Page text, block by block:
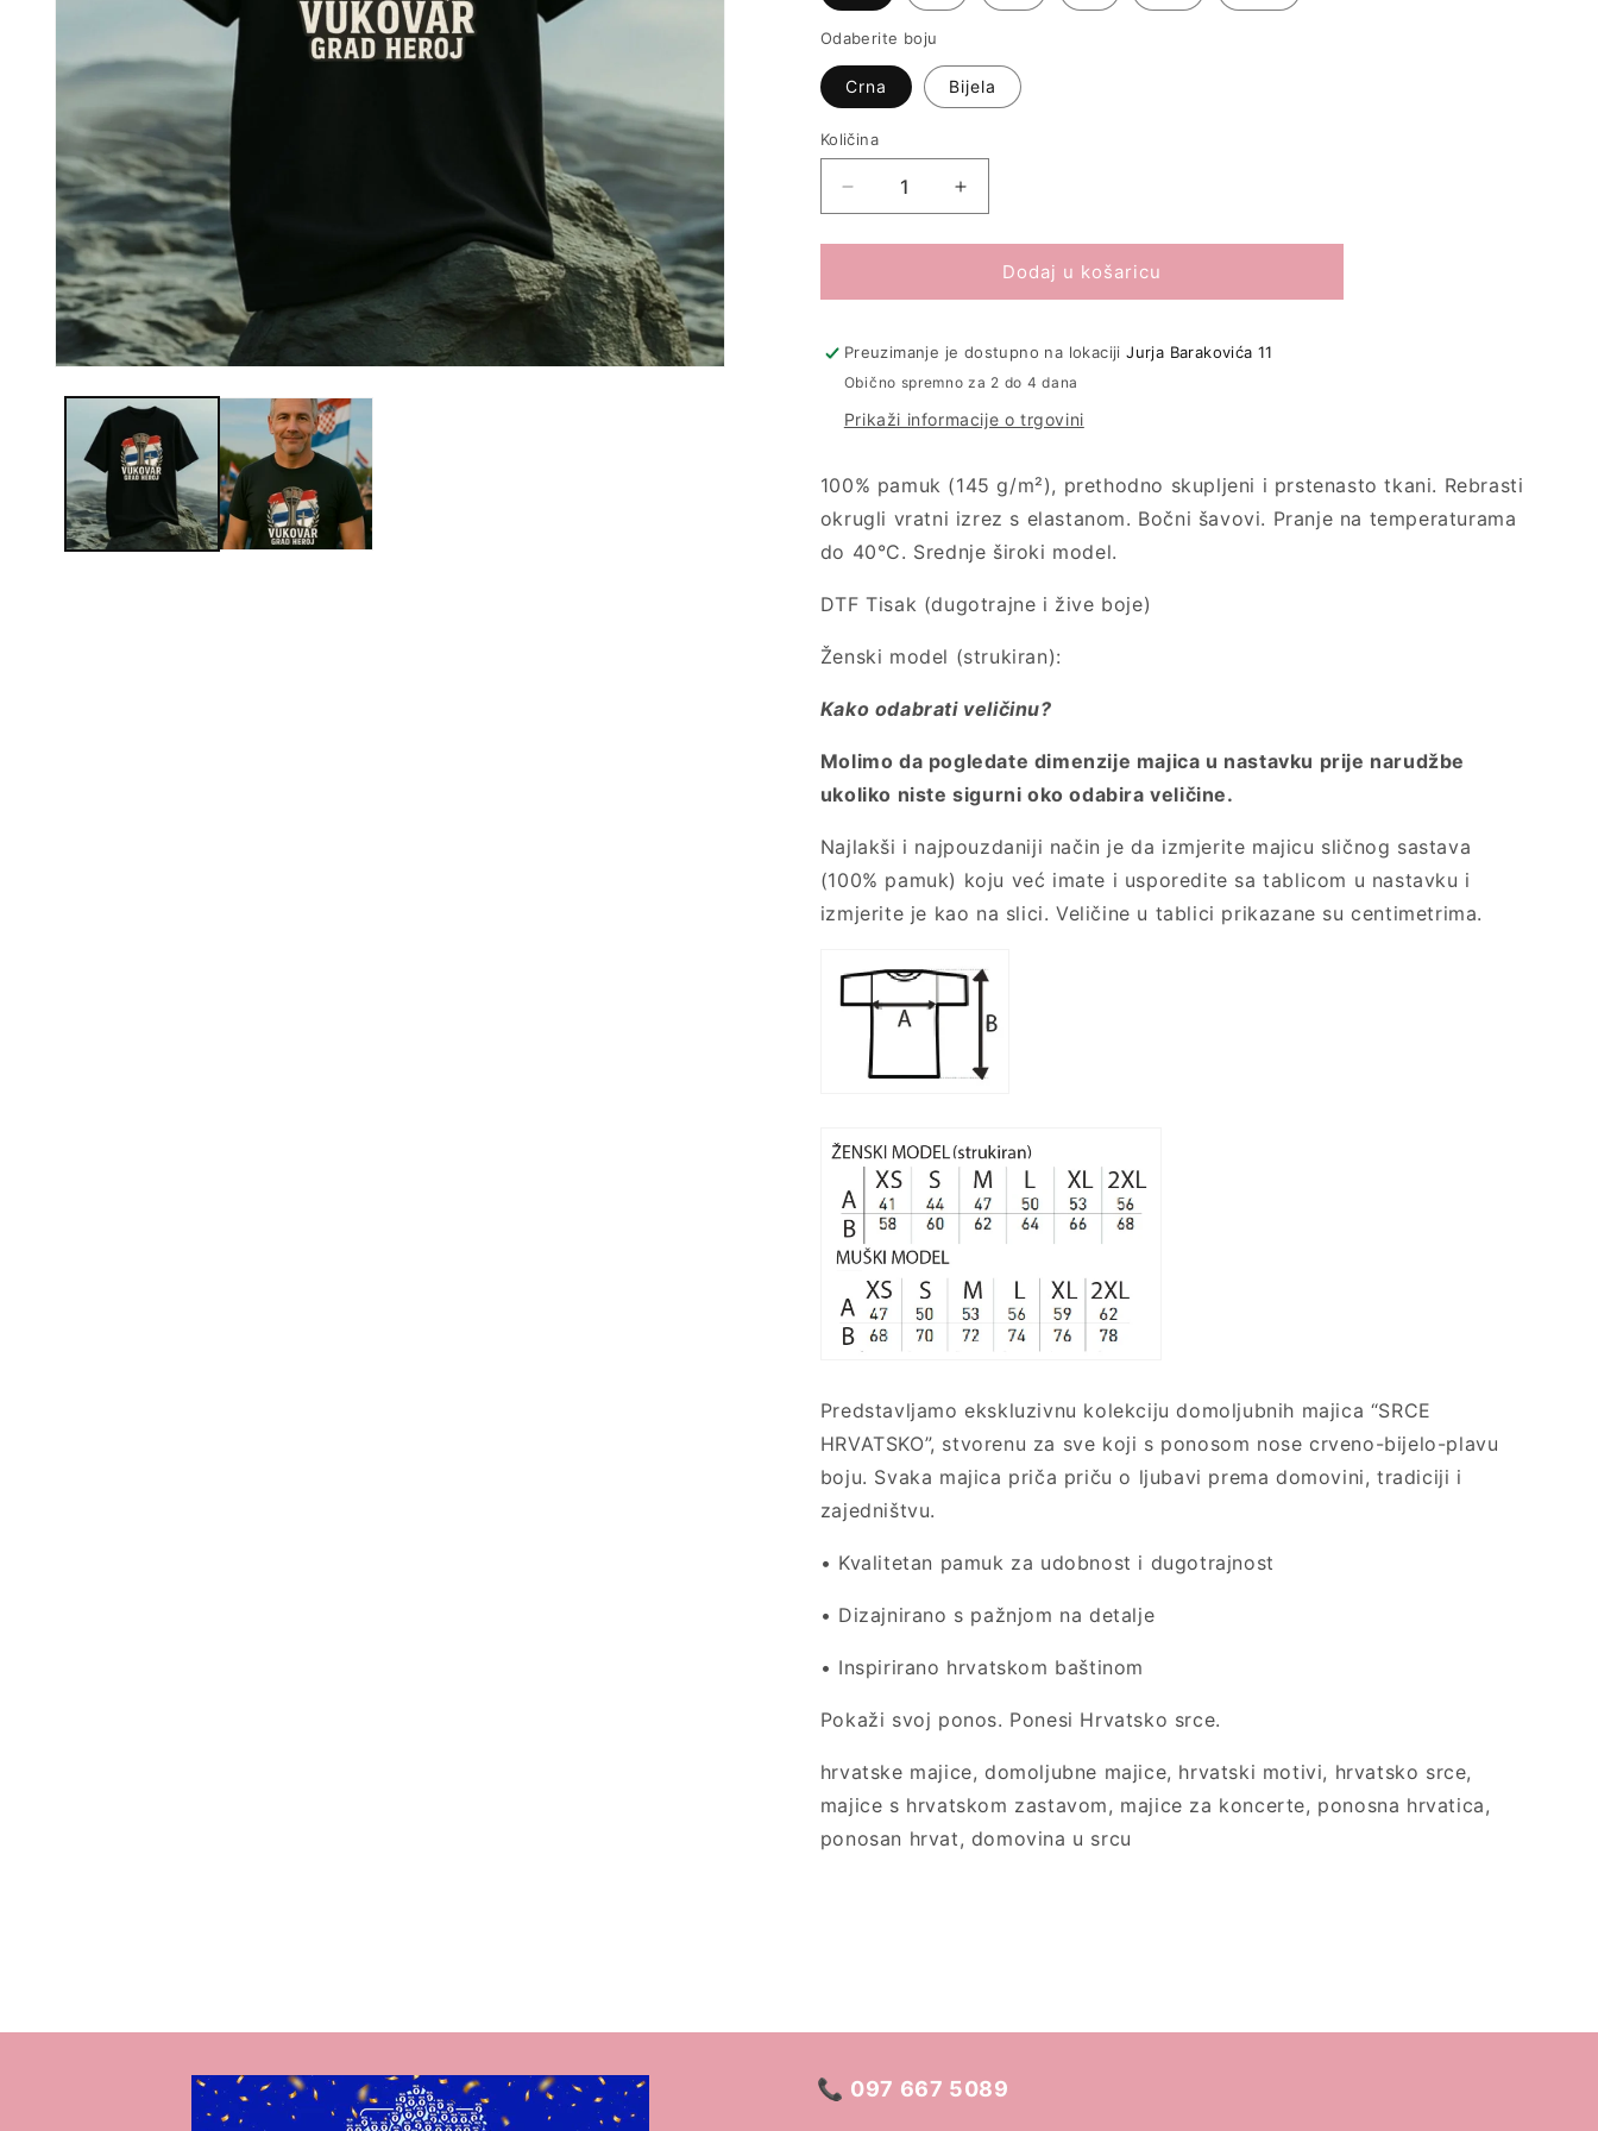
Odaberite boju
Crna Bijela
Količina
Količina
Smanji
količinu
proizvoda
&quot;Vukovar
Grad
Heroj&quot;
Povećaj
količinu
proizvoda
Majica
&quot;Vukovar
Grad
Heroj&quot;
Dodaj u košaricu
Preuzimanje je dostupno na lokacijiJurja Barakovića 11
Obično spremno za 2 do 4 dana
Prikaži informacije o trgovini
100% pamuk (145 g/m²), prethodno skupljeni i prstenasto tkani. Rebrasti
okrugli vratni izrez s elastanom. Bočni šavovi. Pranje na temperaturama
do 40°C. Srednje široki model.
DTF Tisak (dugotrajne i žive boje)
Ženski model (strukiran):
Kako odabrati veličinu?
Molimo da pogledate dimenzije majica u nastavku prije narudžbe
ukoliko niste sigurni oko odabira veličine.
Najlakši i najpouzdaniji način je da izmjerite majicu sličnog sastava
(100% pamuk) koju već imate i usporedite sa tablicom u nastavku i
izmjerite je kao na slici. Veličine u tablici prikazane su centimetrima.
Predstavljamo ekskluzivnu kolekciju domoljubnih majica “SRCE
HRVATSKO”, stvorenu za sve koji s ponosom nose crveno-bijelo-plavu
boju. Svaka majica priča priču o ljubavi prema domovini, tradiciji i
zajedništvu.
• Kvalitetan pamuk za udobnost i dugotrajnost
• Dizajnirano s pažnjom na detalje
• Inspirirano hrvatskom baštinom
Pokaži svoj ponos. Ponesi Hrvatsko srce.
hrvatske majice, domoljubne majice, hrvatski motivi, hrvatsko srce,
majice s hrvatskom zastavom, majice za koncerte, ponosna hrvatica,
ponosan hrvat, domovina u srcu
📞 097 667 5089